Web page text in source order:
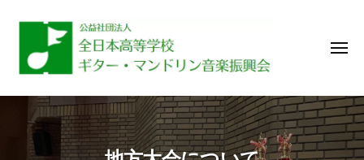
ツ （
社
メ
ー
）
全
日